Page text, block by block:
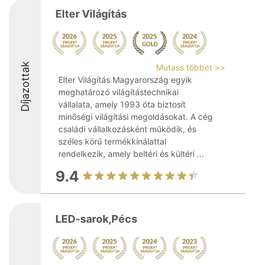
Díjazottak
Elter Világítás
Mutass többet >>
Elter Világítás Magyarország egyik
meghatározó világítástechnikai
vállalata, amely 1993 óta biztosít
minőségi világítási megoldásokat. A cég
családi vállalkozásként működik, és
széles körű termékkínálattal
rendelkezik, amely beltéri és kültéri ...
9.4
LED-sarok,Pécs